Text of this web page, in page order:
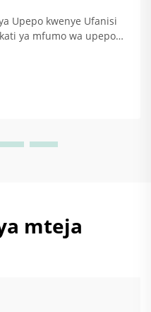
Upepo kwenye Ufanisi
ya mfumo wa upepo
mteja